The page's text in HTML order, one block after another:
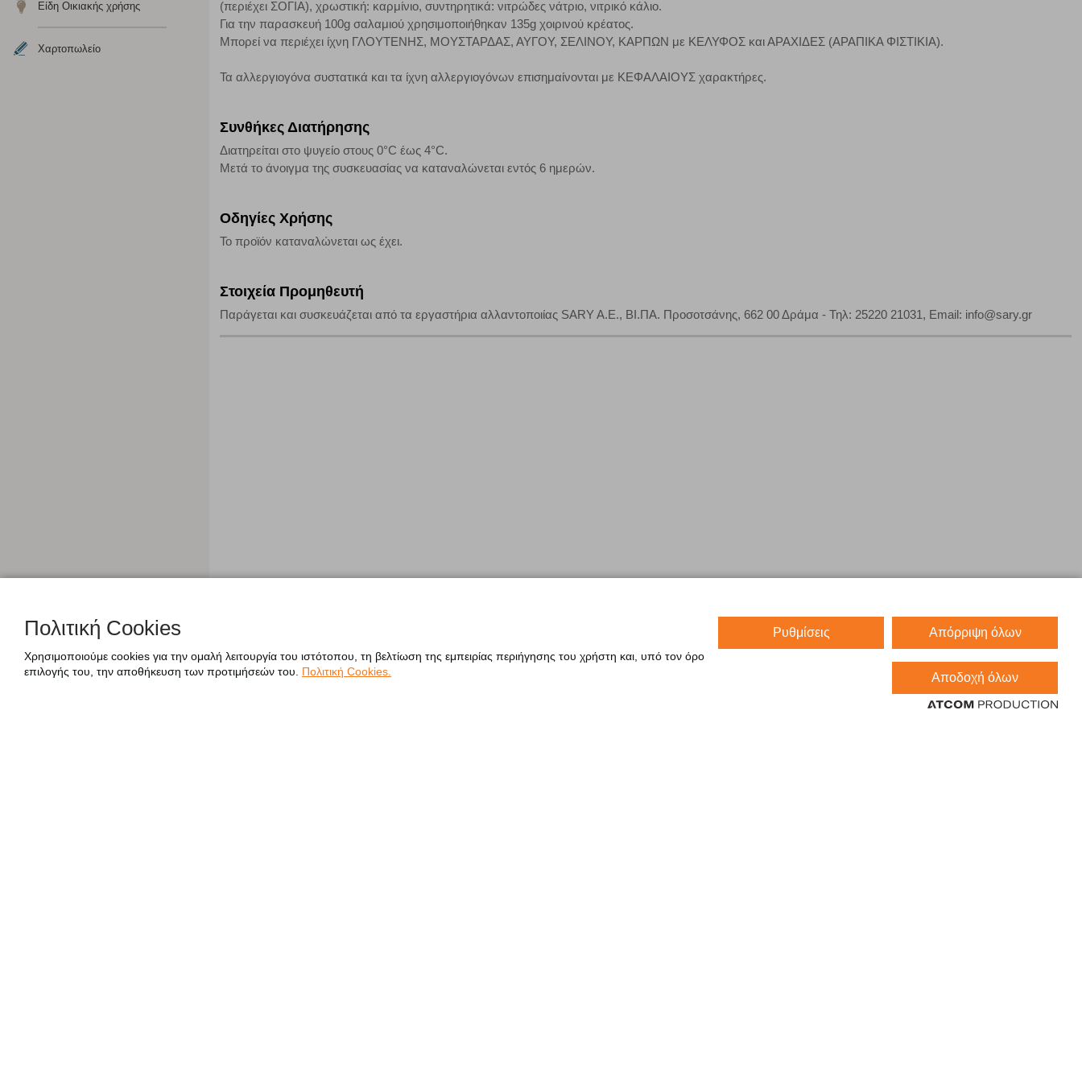
Είδη Οικιακής χρήσης
Χαρτοπωλείο
(περιέχει ΣΟΓΙΑ), χρωστική: καρμίνιο, συντηρητικά: νιτρώδες νάτριο, νιτρικό κάλιο.
Για την παρασκευή 100g σαλαμιού χρησιμοποιήθηκαν 135g χοιρινού κρέατος.
Μπορεί να περιέχει ίχνη ΓΛΟΥΤΕΝΗΣ, ΜΟΥΣΤΑΡΔΑΣ, ΑΥΓΟΥ, ΣΕΛΙΝΟΥ, ΚΑΡΠΩΝ με ΚΕΛΥΦΟΣ και ΑΡΑΧΙΔΕΣ (ΑΡΑΠΙΚΑ ΦΙΣΤΙΚΙΑ).
Τα αλλεργιογόνα συστατικά και τα ίχνη αλλεργιογόνων επισημαίνονται με ΚΕΦΑΛΑΙΟΥΣ χαρακτήρες.
Συνθήκες Διατήρησης
Διατηρείται στο ψυγείο στους 0°C έως 4°C.
Μετά το άνοιγμα της συσκευασίας να καταναλώνεται εντός 6 ημερών.
Οδηγίες Χρήσης
Το προϊόν καταναλώνεται ως έχει.
Στοιχεία Προμηθευτή
Παράγεται και συσκευάζεται από τα εργαστήρια αλλαντοποιίας SARY A.E., ΒΙ.ΠΑ. Προσοτσάνης, 662 00 Δράμα - Τηλ: 25220 21031, Email: info@sary.gr
Πολιτική Cookies
Χρησιμοποιούμε cookies για την ομαλή λειτουργία του ιστότοπου, τη βελτίωση της εμπειρίας περιήγησης του χρήστη και, υπό τον όρο
επιλογής του, την αποθήκευση των προτιμήσεών του.
Πολιτική Cookies.
Ρυθμίσεις Απόρριψη όλων
Αποδοχή όλων
Απολύτως απαραίτητα cookies Πάντα Ενεργό
αποκλείει ή να σας ειδοποιεί σχετικά με αυτά τα cookies, με το ενδεχόμενο σε αυτήν την περίπτωση ορισμένα τμήματα του ιστότοπου να μη λειτουργούν.